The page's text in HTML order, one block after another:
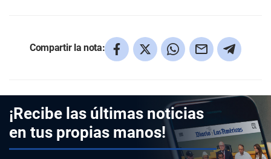
Compartir la nota:
¡Recibe las últimas noticias
en tus propias manos!